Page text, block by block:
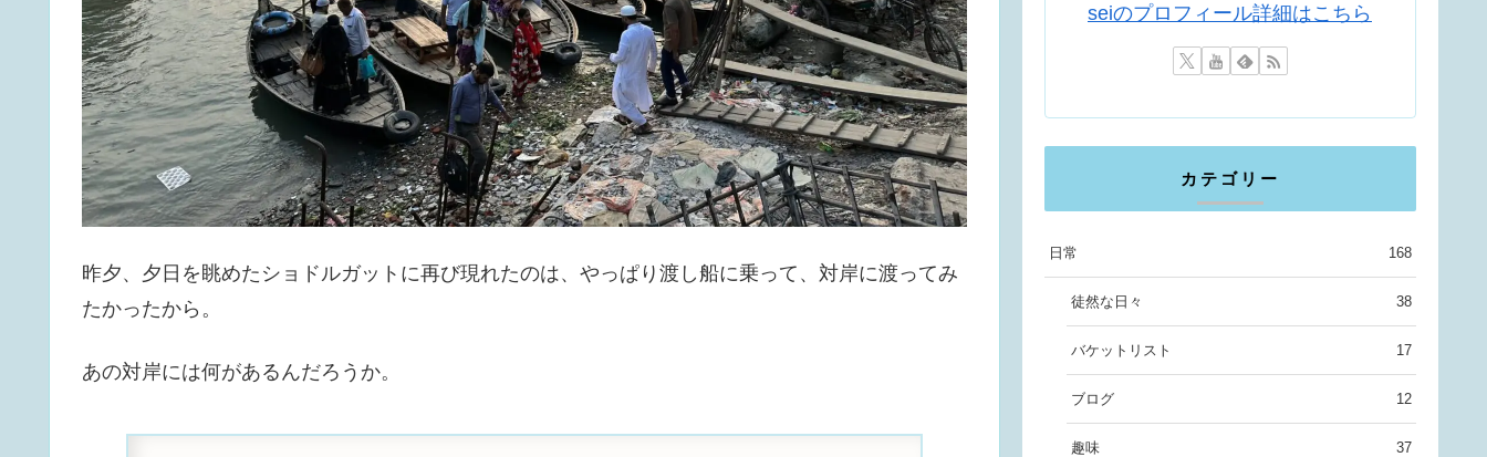
昨夕、夕日を眺めたショドルガットに再び現れたのは、やっぱり渡し船に乗って、対岸に渡ってみ
たかったから。
あの対岸には何があるんだろうか。
seiのプロフィール詳細はこちら
カテゴリー
日常 168
徒然な日々 38
バケットリスト 17
ブログ 12
趣味 37